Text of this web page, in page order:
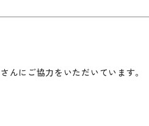
んにご協力をいただいています。